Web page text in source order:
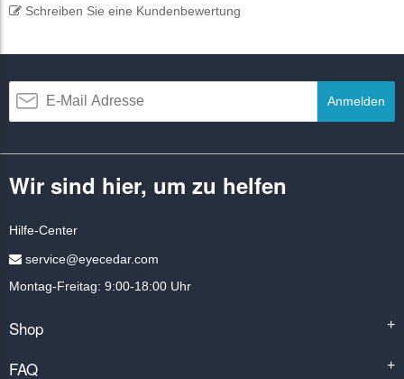
Schreiben Sie eine Kundenbewertung
Anmelden
Wir sind hier, um zu helfen
Hilfe-Center
service@eyecedar.com
Montag-Freitag: 9:00-18:00 Uhr
Shop +
FAQ +